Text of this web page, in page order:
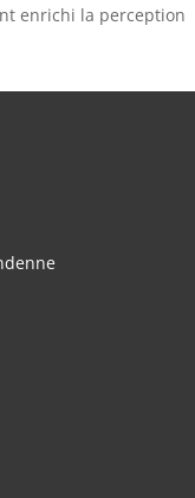
enrichi la perception